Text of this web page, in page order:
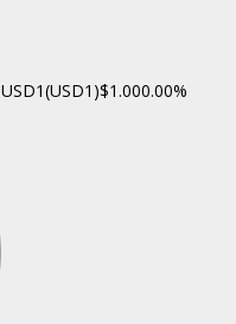
USD1(USD1)$1.000.00%